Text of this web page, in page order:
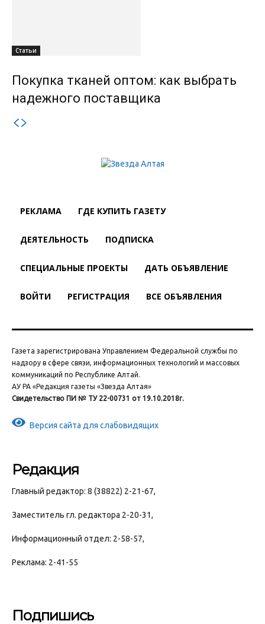
Статьи
Покупка тканей оптом: как выбрать
надежного поставщика
РЕКЛАМА ГДЕ КУПИТЬ ГАЗЕТУ
ДЕЯТЕЛЬНОСТЬ ПОДПИСКА
СПЕЦИАЛЬНЫЕ ПРОЕКТЫ ДАТЬ ОБЪЯВЛЕНИЕ
ВОЙТИ РЕГИСТРАЦИЯ ВСЕ ОБЪЯВЛЕНИЯ
Газета зарегистрирована Управлением Федеральной службы по
надзору в сфере связи, информационных технологий и массовых
коммуникаций по Республике Алтай.
АУ РА «Редакция газеты «Звезда Алтая»
Свидетельство ПИ № ТУ 22-00731 от 19.10.2018г.
Версия сайта для слабовидящих
Редакция
Главный редактор: 8 (38822) 2-21-67,
Заместитель гл. редактора 2-20-31,
Информационный отдел: 2-58-57,
Реклама: 2-41-55
Подпишись